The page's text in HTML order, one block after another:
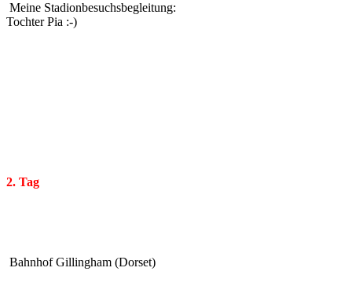
Meine Stadionbesuchsbegleitung:
Tochter Pia :-)
2. Tag
Bahnhof Gillingham (Dorset)